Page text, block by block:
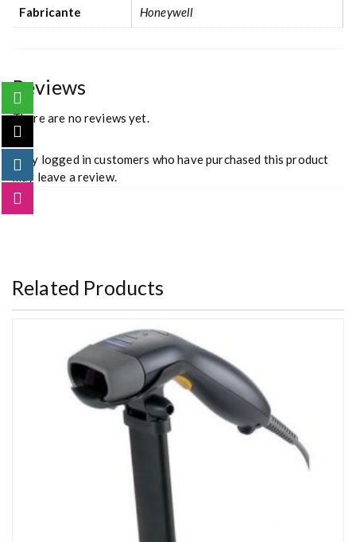
Fabricante Honeywell
Reviews
There are no reviews yet.
Only logged in customers who have purchased this product
may leave a review.
Related Products